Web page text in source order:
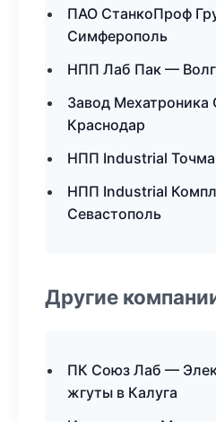
ПАО СтанкоПроф
Симферополь
НПП Лаб Пак —
Завод
Краснодар
НПП Industrial
НПП Industrial
Севастополь
Другие
ПК Союз Лаб —
жгуты в Калуга